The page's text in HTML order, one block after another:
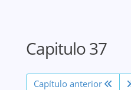
Capitulo 37
Capítulo anterior